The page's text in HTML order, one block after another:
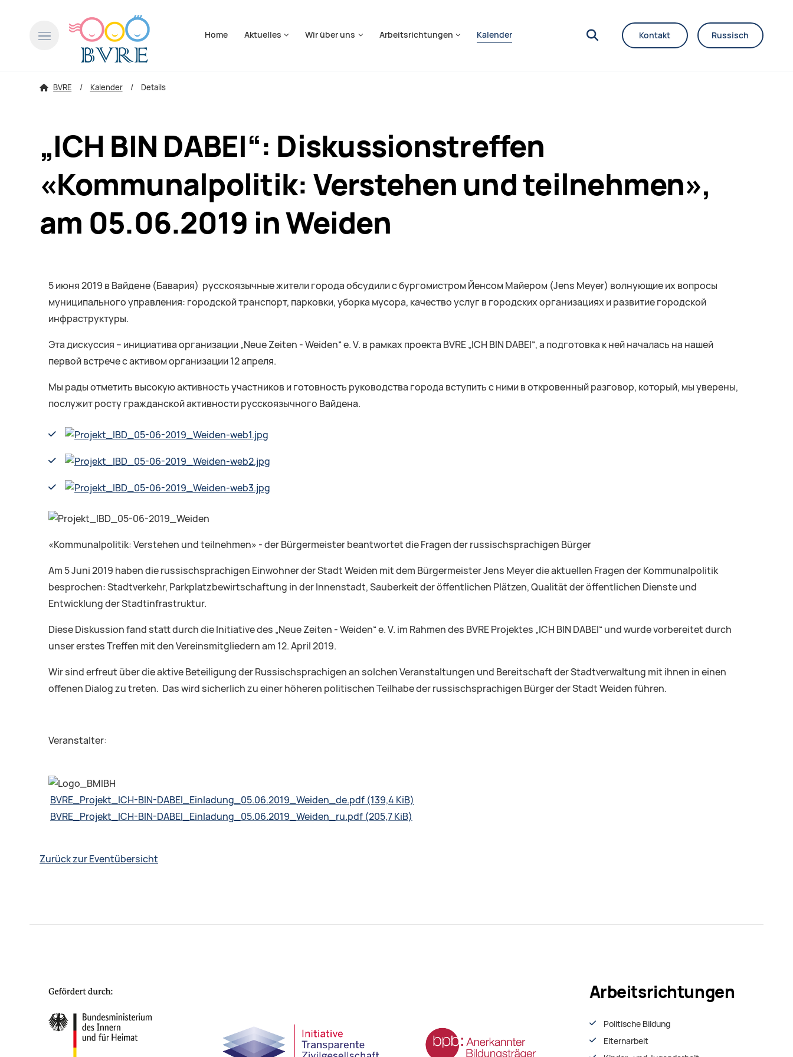
Home
Aktuelles Wir über uns Arbeitsrichtungen Kalender Kontakt Russisch
BVRE Kalender Details
„ICH BIN DABEI“: Diskussionstreffen
«Kommunalpolitik: Verstehen und teilnehmen»,
am 05.06.2019 in Weiden
5 июня 2019 в Вайдене (Бавария) русскоязычные жители города обсудили с бургомистром Йенсом Майером (Jens Meyer) волнующие их вопросы
муниципального управления: городской транспорт, парковки, уборка мусора, качество услуг в городских организациях и развитие городской
инфраструктуры.
Эта дискуссия – инициатива организации „Neue Zeiten - Weiden“ e. V. в рамках проекта BVRE „ICH BIN DABEI“, а подготовка к ней началась на нашей
первой встрече с активом организации 12 апреля.
Мы рады отметить высокую активность участников и готовность руководства города вступить с ними в откровенный разговор, который, мы уверены,
послужит росту гражданской активности русскоязычного Вайдена.
«Kommunalpolitik: Verstehen und teilnehmen» - der Bürgermeister beantwortet die Fragen der russischsprachigen Bürger
Am 5 Juni 2019 haben die russischsprachigen Einwohner der Stadt Weiden mit dem Bürgermeister Jens Meyer die aktuellen Fragen der Kommunalpolitik
besprochen: Stadtverkehr, Parkplatzbewirtschaftung in der Innenstadt, Sauberkeit der öffentlichen Plätzen, Qualität der öffentlichen Dienste und
Entwicklung der Stadtinfrastruktur.
Diese Diskussion fand statt durch die Initiative des „Neue Zeiten - Weiden“ e. V. im Rahmen des BVRE Projektes „ICH BIN DABEI“ und wurde vorbereitet durch
unser erstes Treffen mit den Vereinsmitgliedern am 12. April 2019.
Wir sind erfreut über die aktive Beteiligung der Russischsprachigen an solchen Veranstaltungen und Bereitschaft der Stadtverwaltung mit ihnen in einen
offenen Dialog zu treten. Das wird sicherlich zu einer höheren politischen Teilhabe der russischsprachigen Bürger der Stadt Weiden führen.
Veranstalter:
BVRE_Projekt_ICH-BIN-DABEI_Einladung_05.06.2019_Weiden_de.pdf (139,4 KiB)
BVRE_Projekt_ICH-BIN-DABEI_Einladung_05.06.2019_Weiden_ru.pdf (205,7 KiB)
Zurück zur Eventübersicht
Arbeitsrichtungen
Politische Bildung
Elternarbeit